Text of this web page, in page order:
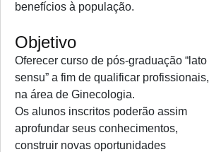
benefícios à população.
Objetivo
Oferecer curso de pós-graduação “lato
sensu” a fim de qualificar profissionais,
na área de Ginecologia.
Os alunos inscritos poderão assim
aprofundar seus conhecimentos,
construir novas oportunidades